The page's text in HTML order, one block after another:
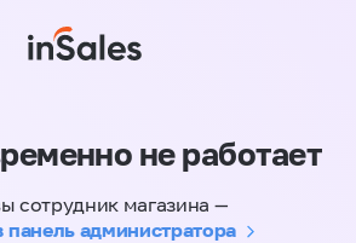
не работает
сотрудник магазина —
панель администратора